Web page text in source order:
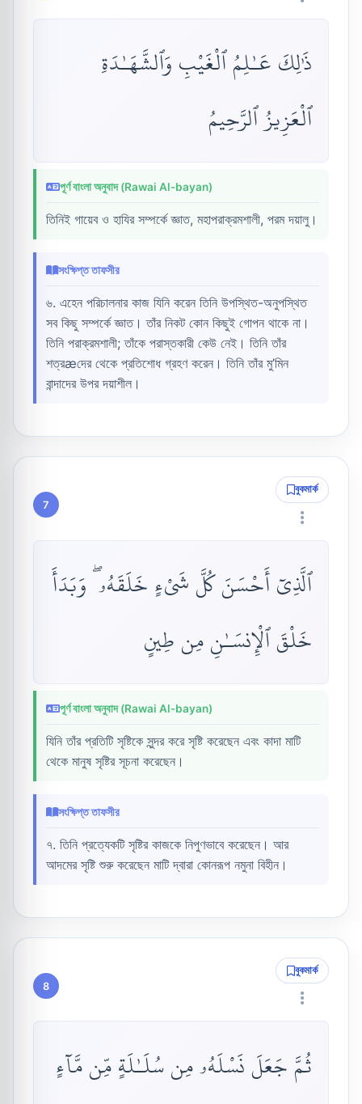
ذَٰلِكَ عَـٰلِمُ ٱلْغَيْبِ وَٱلشَّهَـٰدَةِ
ٱلْعَزِيزُ ٱلرَّحِيمُ
পূর্ণ বাংলা অনুবাদ (Rawai Al-bayan)
তিনিই গায়েব ও হাযির সম্পর্কে জ্ঞাত, মহাপরাক্রমশালী, পরম দয়ালু।
সংক্ষিপ্ত তাফসীর
৬. এহেন পরিচালনার কাজ যিনি করেন তিনি উপস্থিত-অনুপস্থিত
সব কিছু সম্পর্কে জ্ঞাত। তাঁর নিকট কোন কিছুই গোপন থাকে না।
তিনি পরাক্রমশালী; তাঁকে পরাস্তকারী কেউ নেই। তিনি তাঁর
শত্রæদের থেকে প্রতিশোধ গ্রহণ করেন। তিনি তাঁর মু’মিন
বান্দাদের উপর দয়াশীল।
7
বুকমার্ক
ٱلَّذِىٓ أَحْسَنَ كُلَّ شَىْءٍ خَلَقَهُۥ ۖ وَبَدَأَ
خَلْقَ ٱلْإِنسَـٰنِ مِن طِينٍ
পূর্ণ বাংলা অনুবাদ (Rawai Al-bayan)
যিনি তাঁর প্রতিটি সৃষ্টিকে সুন্দর করে সৃষ্টি করেছেন এবং কাদা মাটি
থেকে মানুষ সৃষ্টির সূচনা করেছেন।
সংক্ষিপ্ত তাফসীর
৭. তিনি প্রত্যেকটি সৃষ্টির কাজকে নিপুণভাবে করেছেন। আর
আদমের সৃষ্টি শুরু করেছেন মাটি দ্বারা কোনরূপ নমুনা বিহীন।
8
বুকমার্ক
ثُمَّ جَعَلَ نَسْلَهُۥ مِن سُلَـٰلَةٍ مِّن مَّآءٍ